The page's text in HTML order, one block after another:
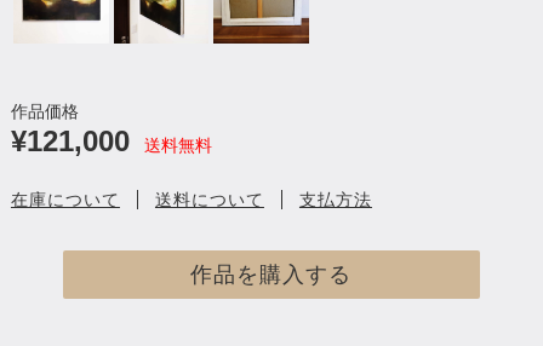
作品価格
¥121,000 送料無料
作品を購入する
在庫について 送料について 支払方法